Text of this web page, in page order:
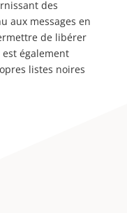
des
aux messages en
de libérer
également
listes noires